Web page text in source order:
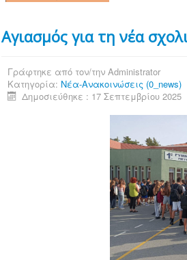
Αγιασμός για τη νέα
Γράφτηκε από τον/την Administrator
Κατηγορία: Νέα-Ανακοινώσεις (0_news)
Δημοσιεύθηκε : 17 Σεπτεμβρίου 2025